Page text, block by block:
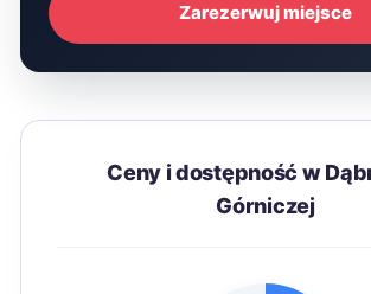
Zarezerwuj miejsce
Ceny i dostępność w
Górniczej